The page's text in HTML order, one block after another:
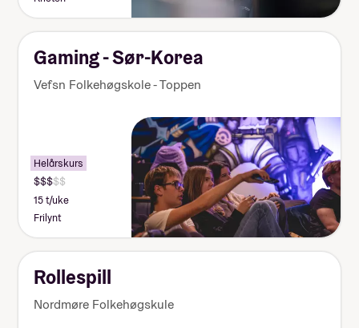
Gaming - Sør-Korea
Vefsn Folkehøgskole - Toppen
Helårskurs
15 t/uke
Frilynt
Rollespill
Nordmøre Folkehøgskule